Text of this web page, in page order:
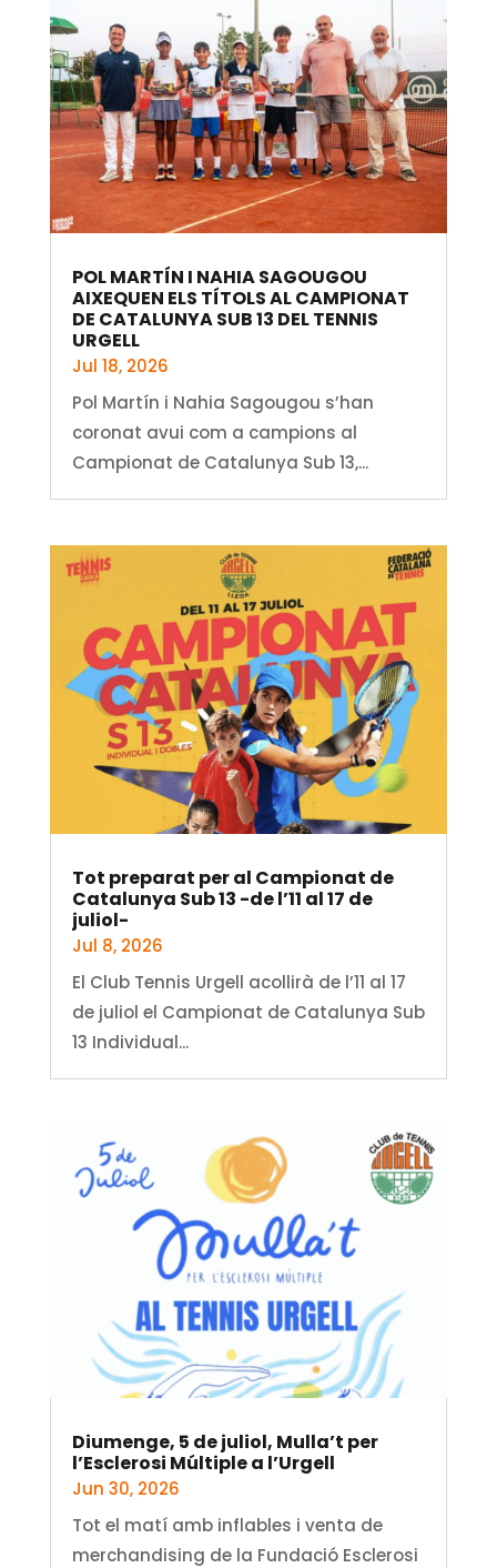
POL MARTÍN I NAHIA SAGOUGOU
AIXEQUEN ELS TÍTOLS AL CAMPIONAT
DE CATALUNYA SUB 13 DEL TENNIS
URGELL
Jul 18, 2026
Pol Martín i Nahia Sagougou s’han
coronat avui com a campions al
Campionat de Catalunya Sub 13,...
Tot preparat per al Campionat de
Catalunya Sub 13 -de l’11 al 17 de
juliol-
Jul 8, 2026
El Club Tennis Urgell acollirà de l’11 al 17
de juliol el Campionat de Catalunya Sub
13 Individual...
Diumenge, 5 de juliol, Mulla’t per
l’Esclerosi Múltiple a l’Urgell
Jun 30, 2026
Tot el matí amb inflables i venta de
merchandising de la Fundació Esclerosi